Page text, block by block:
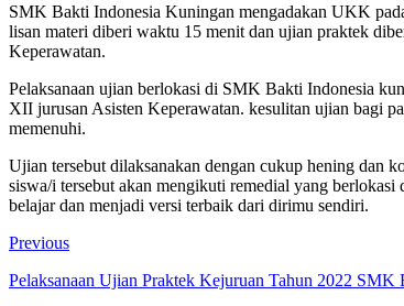
SMK Bakti Indonesia Kuningan mengadakan UKK
lisan materi diberi waktu 15 menit dan ujian praktek
Keperawatan.
Pelaksanaan ujian berlokasi di SMK Bakti Indonesia
XII jurusan Asisten Keperawatan. kesulitan ujian bagi
memenuhi.
Ujian tersebut dilaksanakan dengan cukup hening dan
siswa/i tersebut akan mengikuti remedial yang
belajar dan menjadi versi terbaik dari dirimu sendiri.
Previous
Pelaksanaan Ujian Praktek Kejuruan Tahun 2022 SMK